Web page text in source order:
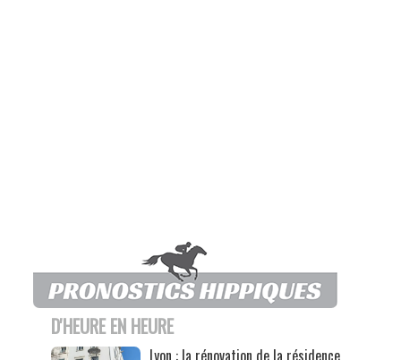
D'HEURE EN HEURE
Lyon : la rénovation de la résidence